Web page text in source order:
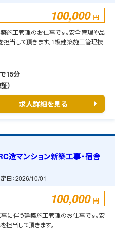
100,000 円
施工管理のお仕事です。安全管理や品
当して頂きます。1級建築施工管理技
15分
）
求人詳細を見る
造マンション新築工事・宿舎
日：2026/10/01
100,000 円
に伴う建築施工管理のお仕事です。安
当して頂きます。